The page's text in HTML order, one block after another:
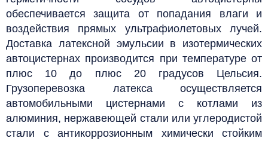
обеспечивается защита от попадания влаги и
воздействия прямых ультрафиолетовых лучей.
Доставка латексной эмульсии в изотермических
автоцистернах производится при температуре от
плюс 10 до плюс 20 градусов Цельсия.
Грузоперевозка латекса осуществляется
автомобильными цистернами с котлами из
алюминия, нержавеющей стали или углеродистой
стали с антикоррозионным химически стойким